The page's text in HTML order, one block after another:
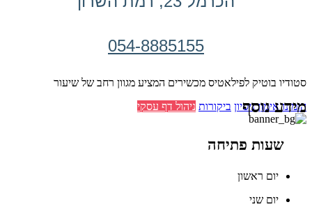
054-8885155
סטודיו בוטיק לפילאטיס מכשירים המציע מגוון רחב של שיעור
הזמינו אימון ניסיון ביקורות ניהול דף עסקי מידע נוסף
שעות פתיחה
יום ראשון
יום שני